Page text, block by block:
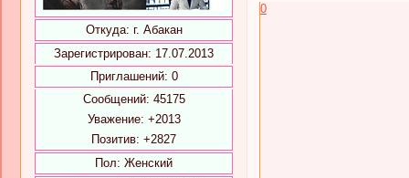
Откуда: г. Абакан
Зарегистрирован: 17.07.2013
Приглашений: 0
Сообщений: 45175
Уважение: +2013
Позитив: +2827
Пол: Женский
0